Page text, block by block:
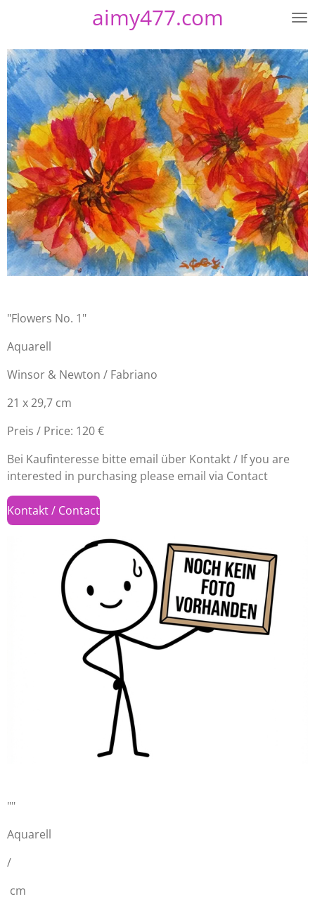
springen
aimy477.com
"Flowers No. 1"
Aquarell
Winsor & Newton / Fabriano
21 x 29,7 cm
Preis / Price: 120 €
Bei Kaufinteresse bitte email über Kontakt / If you are
interested in purchasing please email via Contact
Kontakt / Contact
""
Aquarell
/
cm